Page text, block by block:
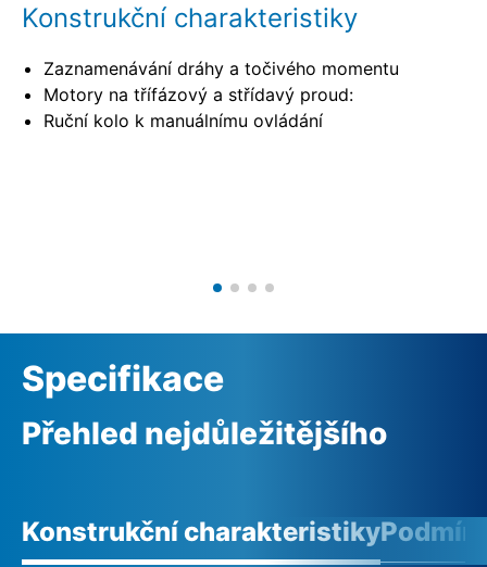
Konstrukční charakteristiky
Zaznamenávání dráhy a točivého momentu
Motory na třífázový a střídavý proud:
Ruční kolo k manuálnímu ovládání
Specifikace
Přehled nejdůležitějšího
Konstrukční charakteristiky